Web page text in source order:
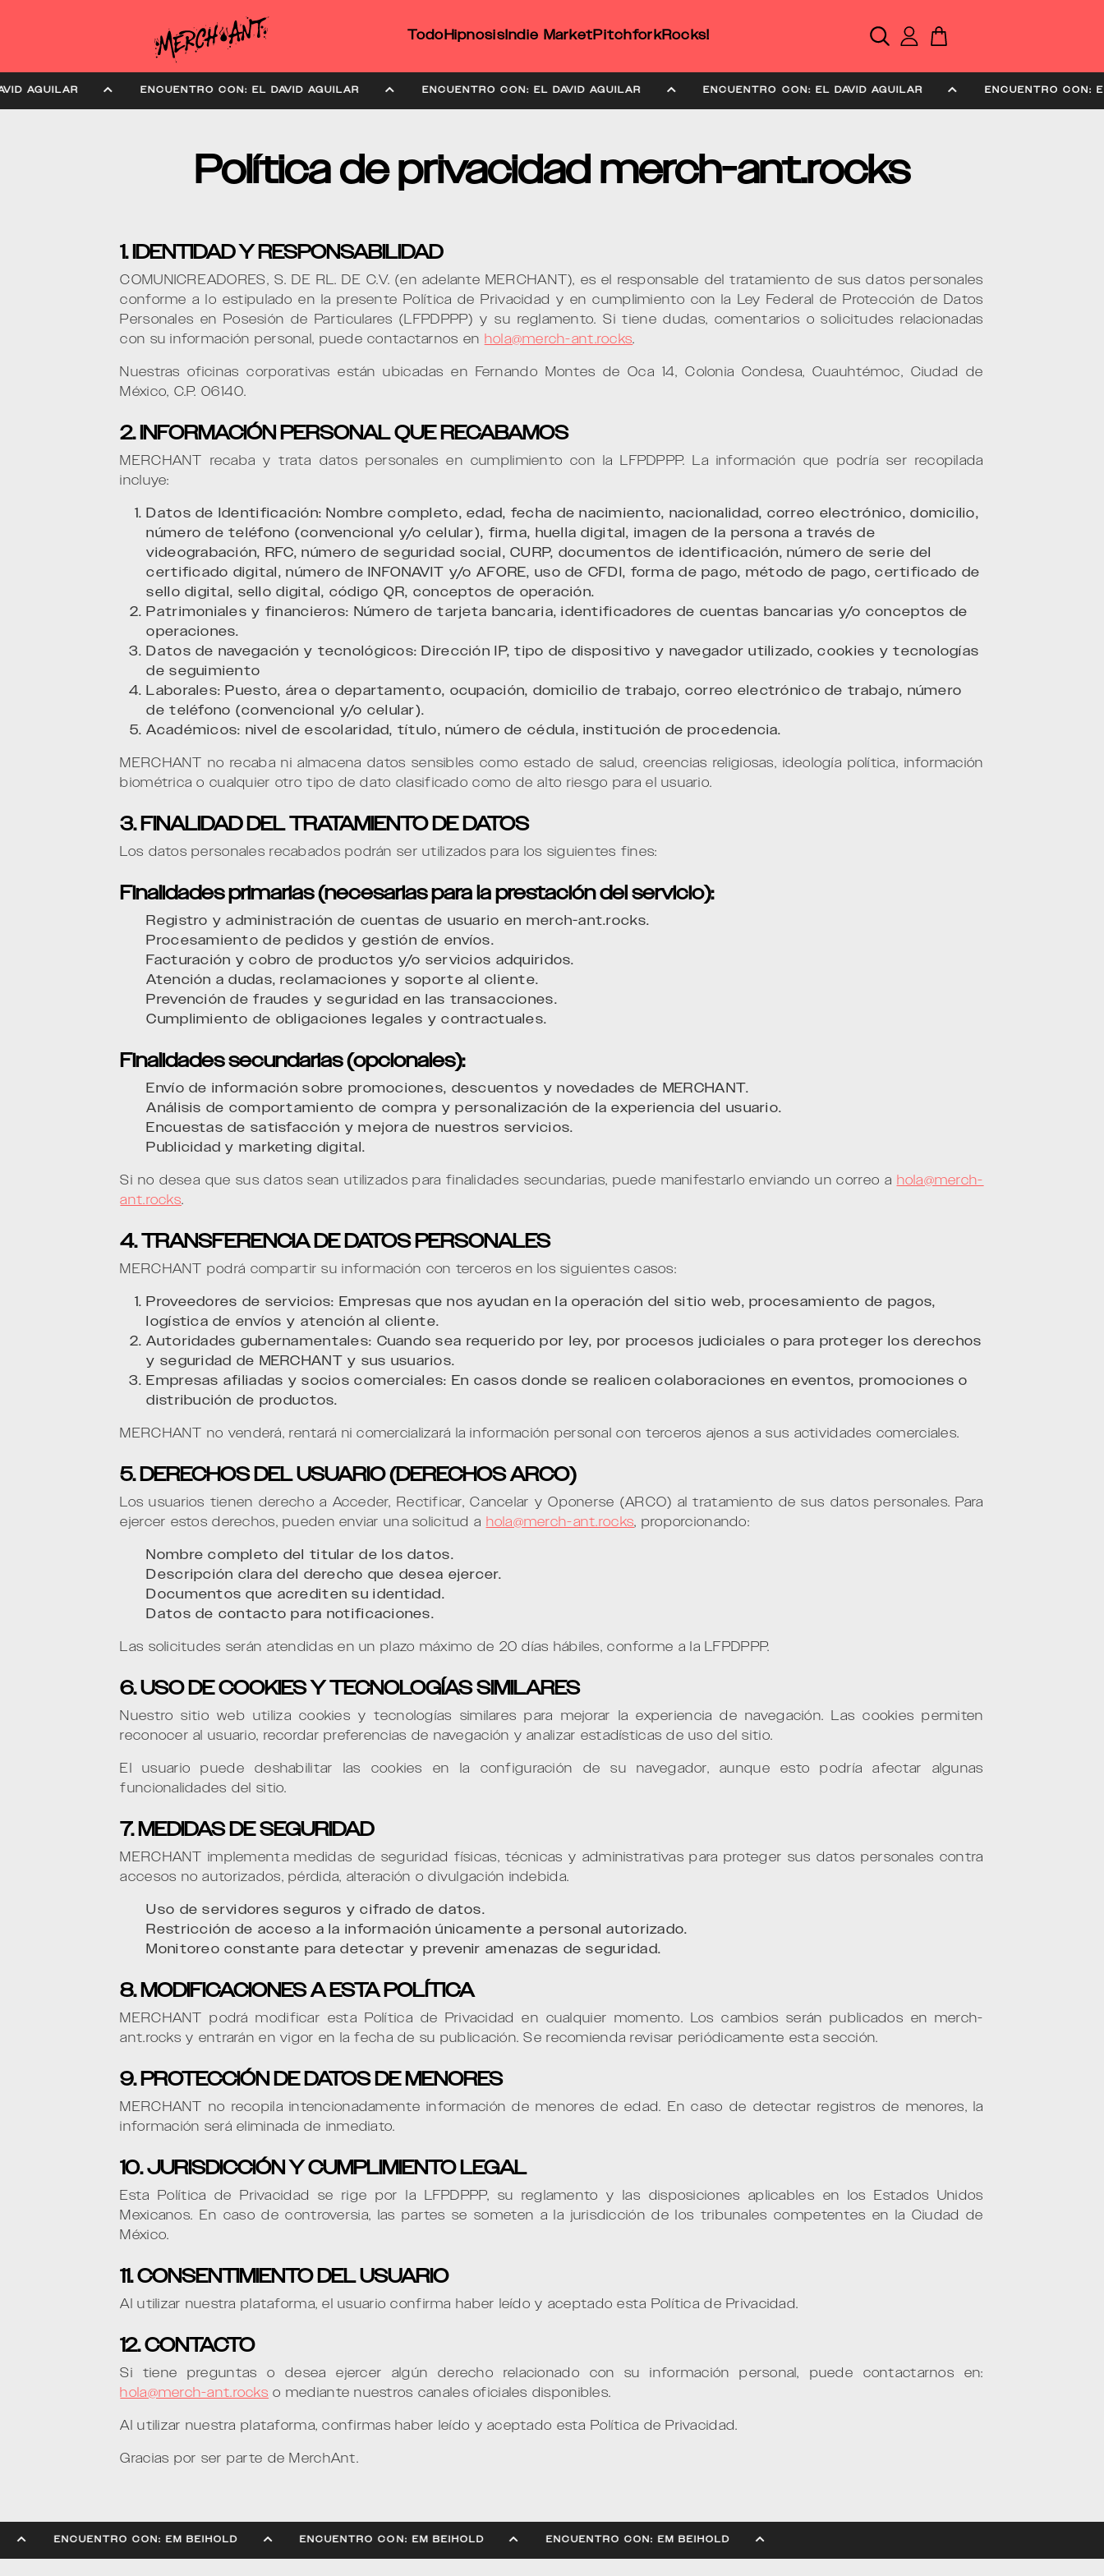
TodoHipnosisIndie MarketPitchforkRocks!
EL DAVID AGUILAR ENCUENTRO CON: EL DAVID AGUILAR ENCUENTRO CON: EL DAVID AGUILAR ENCUENTRO CON: EL DAVID AGUILAR
Política de privacidad merch-ant.rocks
1. IDENTIDAD Y RESPONSABILIDAD
COMUNICREADORES, S. DE RL. DE C.V. (en adelante MERCHANT), es el responsable del tratamiento de sus datos personales
conforme a lo estipulado en la presente Política de Privacidad y en cumplimiento con la Ley Federal de Protección de Datos
Personales en Posesión de Particulares (LFPDPPP) y su reglamento. Si tiene dudas, comentarios o solicitudes relacionadas
con su información personal, puede contactarnos en hola@merch-ant.rocks.
Nuestras oficinas corporativas están ubicadas en Fernando Montes de Oca 14, Colonia Condesa, Cuauhtémoc, Ciudad de
México, C.P. 06140.
2. INFORMACIÓN PERSONAL QUE RECABAMOS
MERCHANT recaba y trata datos personales en cumplimiento con la LFPDPPP. La información que podría ser recopilada
incluye:
Datos de Identificación: Nombre completo, edad, fecha de nacimiento, nacionalidad, correo electrónico, domicilio,
número de teléfono (convencional y/o celular), firma, huella digital, imagen de la persona a través de
videograbación, RFC, número de seguridad social, CURP, documentos de identificación, número de serie del
certificado digital, número de INFONAVIT y/o AFORE, uso de CFDI, forma de pago, método de pago, certificado de
sello digital, sello digital, código QR, conceptos de operación.
Patrimoniales y financieros: Número de tarjeta bancaria, identificadores de cuentas bancarias y/o conceptos de
operaciones.
Datos de navegación y tecnológicos: Dirección IP, tipo de dispositivo y navegador utilizado, cookies y tecnologías
de seguimiento
Laborales: Puesto, área o departamento, ocupación, domicilio de trabajo, correo electrónico de trabajo, número
de teléfono (convencional y/o celular).
Académicos: nivel de escolaridad, título, número de cédula, institución de procedencia.
MERCHANT no recaba ni almacena datos sensibles como estado de salud, creencias religiosas, ideología política, información
biométrica o cualquier otro tipo de dato clasificado como de alto riesgo para el usuario.
3. FINALIDAD DEL TRATAMIENTO DE DATOS
Los datos personales recabados podrán ser utilizados para los siguientes fines:
Finalidades primarias (necesarias para la prestación del servicio):
Registro y administración de cuentas de usuario en merch-ant.rocks.
Procesamiento de pedidos y gestión de envíos.
Facturación y cobro de productos y/o servicios adquiridos.
Atención a dudas, reclamaciones y soporte al cliente.
Prevención de fraudes y seguridad en las transacciones.
Cumplimiento de obligaciones legales y contractuales.
Finalidades secundarias (opcionales):
Envío de información sobre promociones, descuentos y novedades de MERCHANT.
Análisis de comportamiento de compra y personalización de la experiencia del usuario.
Encuestas de satisfacción y mejora de nuestros servicios.
Publicidad y marketing digital.
Si no desea que sus datos sean utilizados para finalidades secundarias, puede manifestarlo enviando un correo a hola@merch-
ant.rocks.
4. TRANSFERENCIA DE DATOS PERSONALES
MERCHANT podrá compartir su información con terceros en los siguientes casos:
Proveedores de servicios: Empresas que nos ayudan en la operación del sitio web, procesamiento de pagos,
logística de envíos y atención al cliente.
Autoridades gubernamentales: Cuando sea requerido por ley, por procesos judiciales o para proteger los derechos
y seguridad de MERCHANT y sus usuarios.
Empresas afiliadas y socios comerciales: En casos donde se realicen colaboraciones en eventos, promociones o
distribución de productos.
MERCHANT no venderá, rentará ni comercializará la información personal con terceros ajenos a sus actividades comerciales.
5. DERECHOS DEL USUARIO (DERECHOS ARCO)
Los usuarios tienen derecho a Acceder, Rectificar, Cancelar y Oponerse (ARCO) al tratamiento de sus datos personales. Para
ejercer estos derechos, pueden enviar una solicitud a hola@merch-ant.rocks, proporcionando:
Nombre completo del titular de los datos.
Descripción clara del derecho que desea ejercer.
Documentos que acrediten su identidad.
Datos de contacto para notificaciones.
Las solicitudes serán atendidas en un plazo máximo de 20 días hábiles, conforme a la LFPDPPP.
6. USO DE COOKIES Y TECNOLOGÍAS SIMILARES
Nuestro sitio web utiliza cookies y tecnologías similares para mejorar la experiencia de navegación. Las cookies permiten
reconocer al usuario, recordar preferencias de navegación y analizar estadísticas de uso del sitio.
El usuario puede deshabilitar las cookies en la configuración de su navegador, aunque esto podría afectar algunas
funcionalidades del sitio.
7. MEDIDAS DE SEGURIDAD
MERCHANT implementa medidas de seguridad físicas, técnicas y administrativas para proteger sus datos personales contra
accesos no autorizados, pérdida, alteración o divulgación indebida.
Uso de servidores seguros y cifrado de datos.
Restricción de acceso a la información únicamente a personal autorizado.
Monitoreo constante para detectar y prevenir amenazas de seguridad.
8. MODIFICACIONES A ESTA POLÍTICA
MERCHANT podrá modificar esta Política de Privacidad en cualquier momento. Los cambios serán publicados en merch-
ant.rocks y entrarán en vigor en la fecha de su publicación. Se recomienda revisar periódicamente esta sección.
9. PROTECCIÓN DE DATOS DE MENORES
MERCHANT no recopila intencionadamente información de menores de edad. En caso de detectar registros de menores, la
información será eliminada de inmediato.
10. JURISDICCIÓN Y CUMPLIMIENTO LEGAL
Esta Política de Privacidad se rige por la LFPDPPP, su reglamento y las disposiciones aplicables en los Estados Unidos
Mexicanos. En caso de controversia, las partes se someten a la jurisdicción de los tribunales competentes en la Ciudad de
México.
11. CONSENTIMIENTO DEL USUARIO
Al utilizar nuestra plataforma, el usuario confirma haber leído y aceptado esta Política de Privacidad.
12. CONTACTO
Si tiene preguntas o desea ejercer algún derecho relacionado con su información personal, puede contactarnos en:
hola@merch-ant.rocks o mediante nuestros canales oficiales disponibles.
Al utilizar nuestra plataforma, confirmas haber leído y aceptado esta Política de Privacidad.
Gracias por ser parte de MerchAnt.
ENCUENTRO CON: EM BEIHOLD ENCUENTRO CON: EM BEIHOLD ENCUENTRO CON: EM BEIHOLD